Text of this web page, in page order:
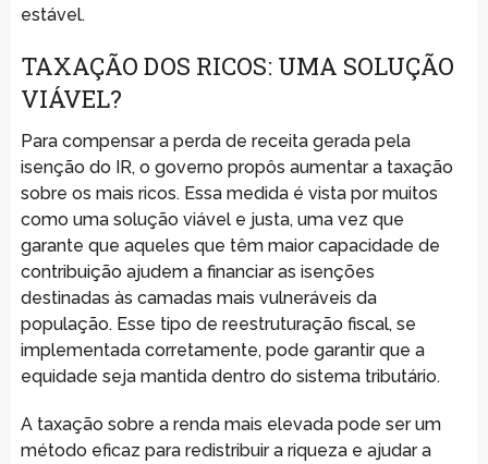
estável.
TAXAÇÃO DOS RICOS: UMA SOLUÇÃO
VIÁVEL?
Para compensar a perda de receita gerada pela
isenção do IR, o governo propôs aumentar a taxação
sobre os mais ricos. Essa medida é vista por muitos
como uma solução viável e justa, uma vez que
garante que aqueles que têm maior capacidade de
contribuição ajudem a financiar as isenções
destinadas às camadas mais vulneráveis da
população. Esse tipo de reestruturação fiscal, se
implementada corretamente, pode garantir que a
equidade seja mantida dentro do sistema tributário.
A taxação sobre a renda mais elevada pode ser um
método eficaz para redistribuir a riqueza e ajudar a